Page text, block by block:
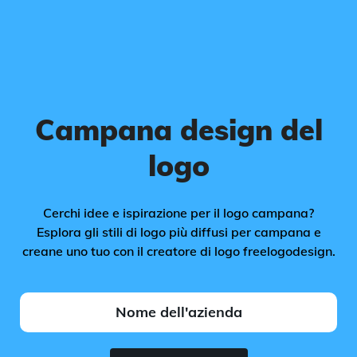
Campana design del
logo
Cerchi idee e ispirazione per il logo campana?
Esplora gli stili di logo più diffusi per campana e
creane uno tuo con il creatore di logo freelogodesign.